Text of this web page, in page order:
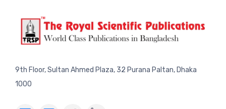
9th Floor, Sultan Ahmed Plaza, 32 Purana Paltan, Dhaka
1000